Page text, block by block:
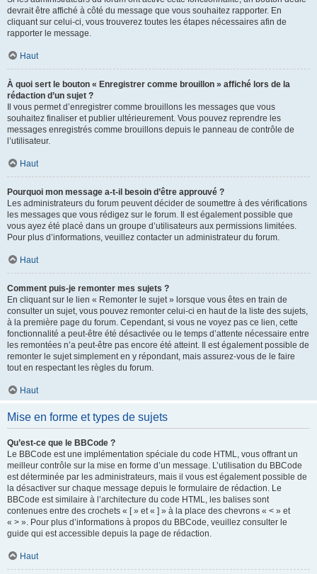
devrait être affiché à côté du message que vous souhaitez rapporter. En
cliquant sur celui-ci, vous trouverez toutes les étapes nécessaires afin de
rapporter le message.
Haut
À quoi sert le bouton « Enregistrer comme brouillon » affiché lors de la
rédaction d’un sujet ?
Il vous permet d’enregistrer comme brouillons les messages que vous
souhaitez finaliser et publier ultérieurement. Vous pouvez reprendre les
messages enregistrés comme brouillons depuis le panneau de contrôle de
l’utilisateur.
Haut
Pourquoi mon message a-t-il besoin d’être approuvé ?
Les administrateurs du forum peuvent décider de soumettre à des vérifications
les messages que vous rédigez sur le forum. Il est également possible que
vous ayez été placé dans un groupe d’utilisateurs aux permissions limitées.
Pour plus d’informations, veuillez contacter un administrateur du forum.
Haut
Comment puis-je remonter mes sujets ?
En cliquant sur le lien « Remonter le sujet » lorsque vous êtes en train de
consulter un sujet, vous pouvez remonter celui-ci en haut de la liste des sujets,
à la première page du forum. Cependant, si vous ne voyez pas ce lien, cette
fonctionnalité a peut-être été désactivée ou le temps d’attente nécessaire entre
les remontées n’a peut-être pas encore été atteint. Il est également possible de
remonter le sujet simplement en y répondant, mais assurez-vous de le faire
tout en respectant les règles du forum.
Haut
Mise en forme et types de sujets
Qu’est-ce que le BBCode ?
Le BBCode est une implémentation spéciale du code HTML, vous offrant un
meilleur contrôle sur la mise en forme d’un message. L’utilisation du BBCode
est déterminée par les administrateurs, mais il vous est également possible de
la désactiver sur chaque message depuis le formulaire de rédaction. Le
BBCode est similaire à l’architecture du code HTML, les balises sont
contenues entre des crochets « [ » et « ] » à la place des chevrons « < » et
« > ». Pour plus d’informations à propos du BBCode, veuillez consulter le
guide qui est accessible depuis la page de rédaction.
Haut